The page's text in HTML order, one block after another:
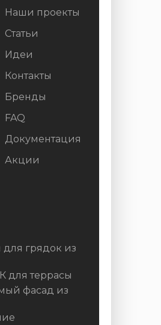
Наши проекты
Статьи
Идеи
Контакты
Бренды
FAQ
Документация
Акции
грядок из
для террасы
фасад из